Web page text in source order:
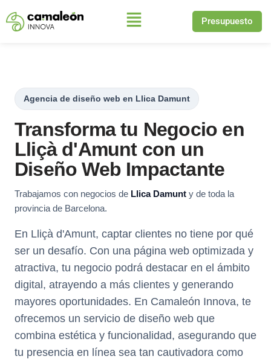
Saltar
Presupuesto
Agencia de diseño web en Llica Damunt
Transforma tu Negocio en
Lliçà d'Amunt con un
Diseño Web Impactante
Trabajamos con negocios de Llica Damunt y de toda la
provincia de Barcelona.
En Lliçà d'Amunt, captar clientes no tiene por qué
ser un desafío. Con una página web optimizada y
atractiva, tu negocio podrá destacar en el ámbito
digital, atrayendo a más clientes y generando
mayores oportunidades. En Camaleón Innova, te
ofrecemos un servicio de diseño web que
combina estética y funcionalidad, asegurando que
tu presencia en línea sea tan cautivadora como